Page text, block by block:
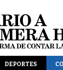
DEPORTES